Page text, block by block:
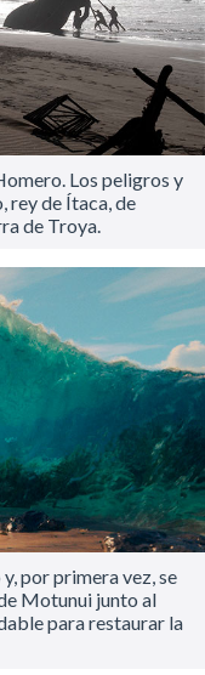
Los peligros y
rey de Ítaca, de
de Troya.
por primera vez, se
Motunui junto al
para restaurar la